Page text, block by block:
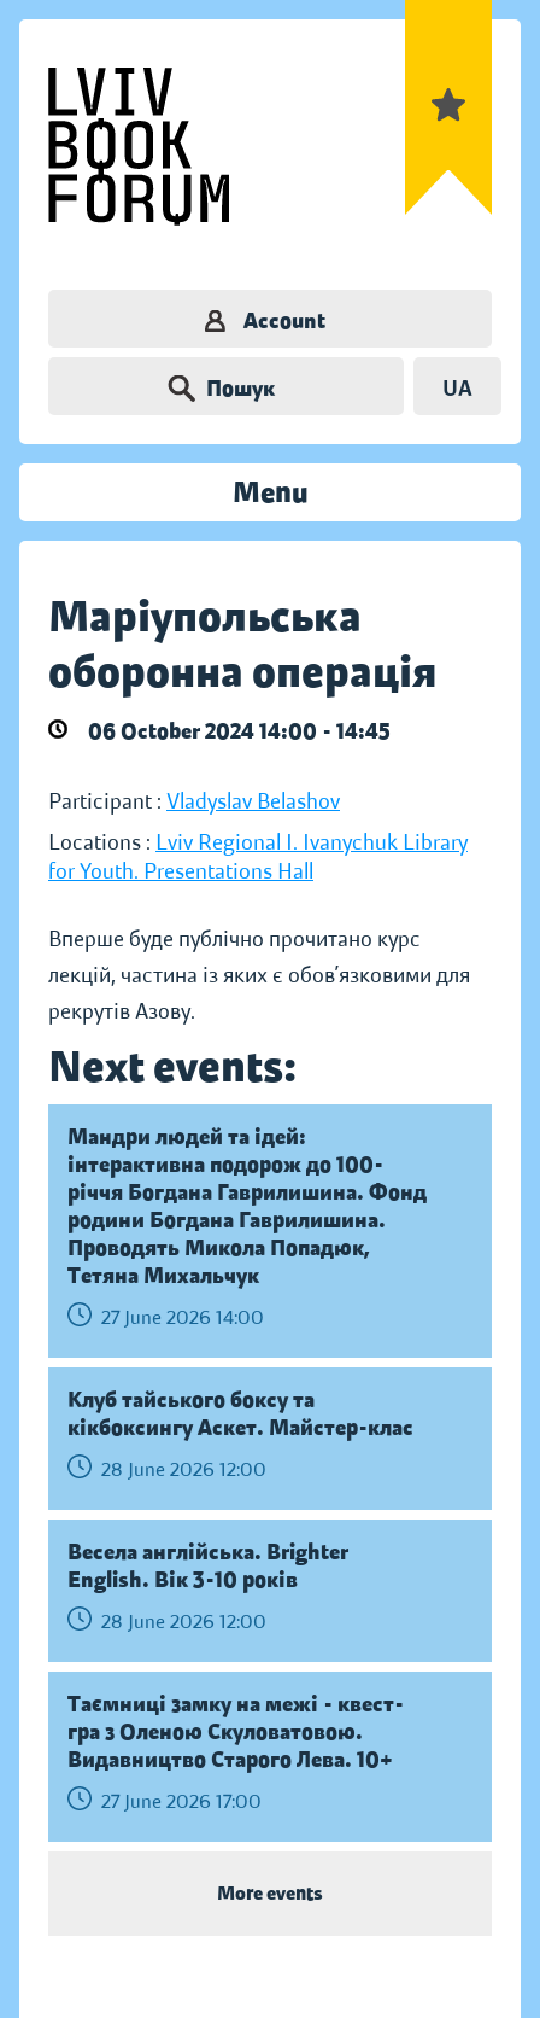
Account
Пошук UA
Menu
Маріупольська
оборонна операція
06 October 2024 14:00 - 14:45
Participant : Vladyslav Belashov
Locations : Lviv Regional I. Ivanychuk Library
for Youth. Presentations Hall
Вперше буде публічно прочитано курс
лекцій, частина із яких є обов’язковими для
рекрутів Азову.
Next events:
Мандри людей та ідей:
інтерактивна подорож до 100-
річчя Богдана Гаврилишина. Фонд
родини Богдана Гаврилишина.
Проводять Микола Попадюк,
Тетяна Михальчук
27 June 2026 14:00
Клуб тайського боксу та
кікбоксингу Аскет. Майстер-клас
28 June 2026 12:00
Весела англійська. Brighter
English. Вік 3-10 років
28 June 2026 12:00
Таємниці замку на межі - квест-
гра з Оленою Скуловатовою.
Видавництво Старого Лева. 10+
27 June 2026 17:00
More events